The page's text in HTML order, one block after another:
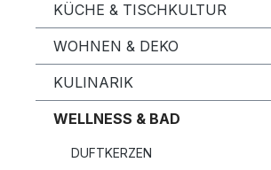
KÜCHE & TISCHKULTUR
WOHNEN & DEKO
KULINARIK
WELLNESS & BAD
DUFTKERZEN